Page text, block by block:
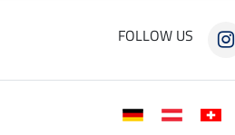
FOLLOW US